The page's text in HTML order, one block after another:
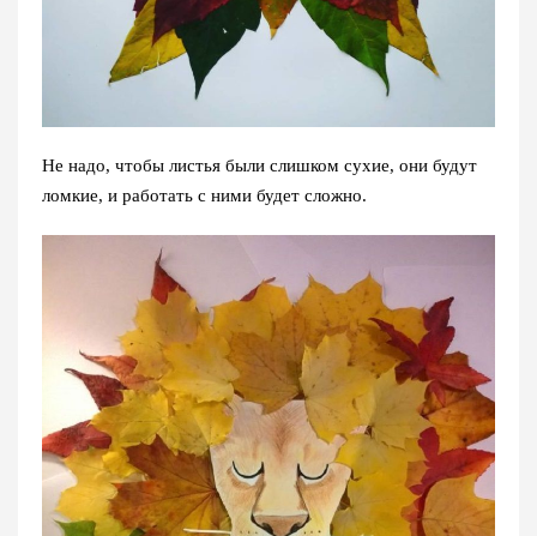
Не надо, чтобы листья были слишком сухие, они будут
ломкие, и работать с ними будет сложно.